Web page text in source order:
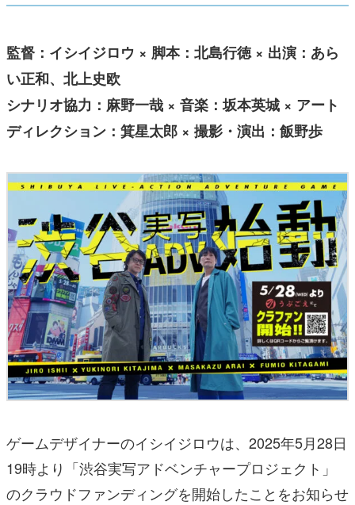
監督：イシイジロウ × 脚本：北島行徳 × 出演：あら
い正和、北上史欧
シナリオ協力：麻野一哉 × 音楽：坂本英城 × アート
ディレクション：箕星太郎 × 撮影・演出：飯野歩
ゲームデザイナーのイシイジロウは、2025年5月28日
19時より「渋谷実写アドベンチャープロジェクト」
のクラウドファンディングを開始したことをお知らせ